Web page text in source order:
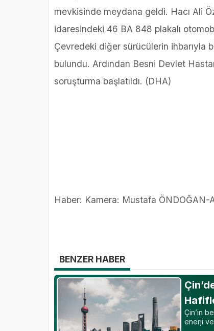
mevkisinde meydana geldi. Hacı Ali
idaresindeki 46 BA 848 plakalı
Çevredeki diğer sürücülerin ihbarıyla
bulundu. Ardından Besni Devlet
soruşturma başlatıldı. (DHA)
Haber: Kamera: Mustafa ÖNDOĞAN-
BENZER HABER
Çin’in
enerji ve